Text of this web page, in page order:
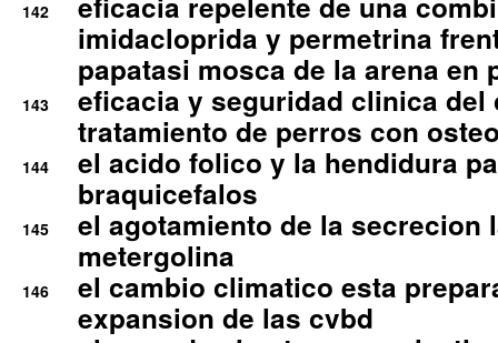
142
imidacloprida y permetrina
papatasi mosca de la arena en
143
eficacia y seguridad clinica del
tratamiento de perros con
144
el acido folico y la hendidura
braquicefalos
145
el agotamiento de la secrecion
metergolina
146
el cambio climatico esta
expansion de las cvbd